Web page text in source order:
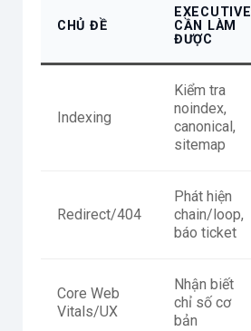
CHỦ ĐỀ
EXECUTIVE
CẦN LÀM
ĐƯỢC
Indexing
Kiểm tra
noindex,
canonical,
sitemap
Redirect/404
Phát hiện
chain/loop,
báo ticket
Core Web
Vitals/UX
Nhận biết
chỉ số cơ
bản